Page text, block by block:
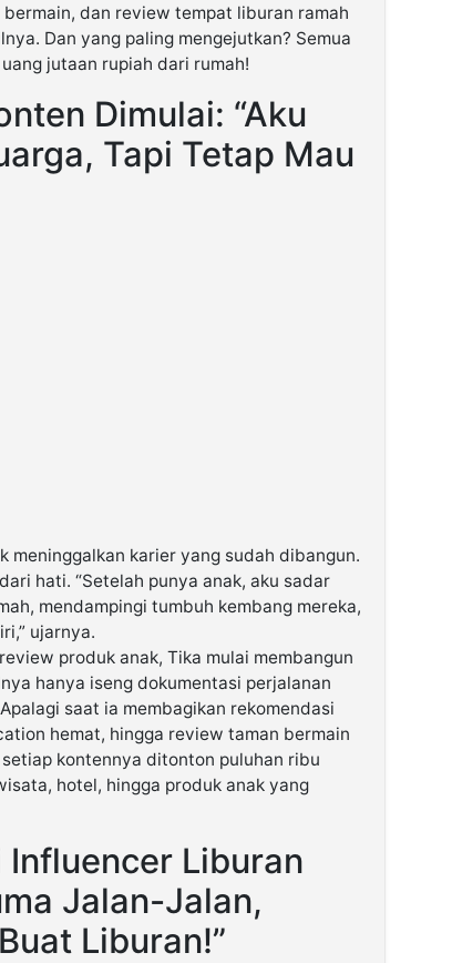
dan review tempat liburan ramah
Dan yang paling mengejutkan? Semua
jutaan rupiah dari rumah!
Dimulai: “Aku
Tapi Tetap Mau
meninggalkan karier yang sudah dibangun.
hati. “Setelah punya anak, aku sadar
mendampingi tumbuh kembang mereka,
ujarnya.
produk anak, Tika mulai membangun
hanya iseng dokumentasi perjalanan
saat ia membagikan rekomendasi
hemat, hingga review taman bermain
kontennya ditonton puluhan ribu
hotel, hingga produk anak yang
Influencer Liburan
Jalan-Jalan,
Liburan!”